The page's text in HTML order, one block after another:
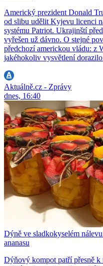
Americký prezident Donald
od slibu udělit Kyjevu licenci
systému Patriot. Ukrajinští
vyřešen už dávno. O stejné
předchozí americkou vládu: z
jakéhokoliv vysvětlení dorazilo
Aktuálně.cz - Zprávy
dnes, 16:40
Dýně ve sladkokyselém
ananasu
Dýňový kompot patří přesně k